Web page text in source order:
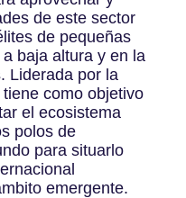
de este sector
de pequeñas
baja altura y en la
Liderada por la
como objetivo
el ecosistema
polos de
para situarlo
emergente.